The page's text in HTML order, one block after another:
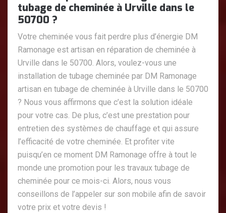
tubage de cheminée à Urville dans le
50700 ?
Votre cheminée vous fait perdre plus d’énergie DM
Ramonage est artisan en réparation de cheminée à
Urville dans le 50700. Alors, voulez-vous une
installation de tubage cheminée par DM Ramonage
artisan en tubage de cheminée à Urville dans le 50700
? Nous vous affirmons que c’est la solution idéale
pour votre cas. De plus, c’est une prestation pour
entretien des systèmes de chauffage et qui assure
l’efficacité de votre cheminée. Et profiter vite
puisqu’en ce moment DM Ramonage offre à tout le
monde une promotion pour les travaux tubage de
cheminée pour ce mois-ci. Alors, nous vous
conseillons de l’appeler sur son mobile afin de savoir
votre prix et votre devis !